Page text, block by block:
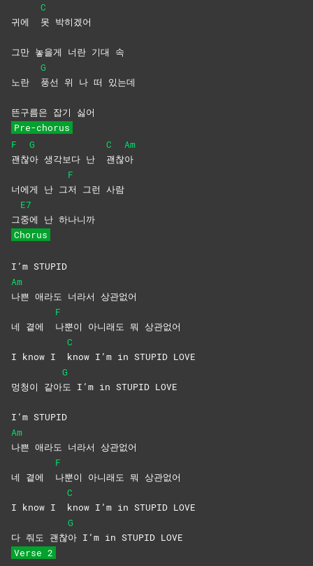
귀에
C
못 박히겠어
그만 놓을게 너란 기대 속
노란
G
풍선 위 나 떠 있는데
뜬구름은 잡기 싫어
Pre-chorus
F
괜찮
G
아 생각보다 난
C
괜찮
Am
아
너에게 난 그
F
저 그런 사람
그
E7
중에 난 하나니까
Chorus
I’m STUPID
Am
나쁜 애라도 너라서 상관없어
네 곁에
F
나뿐이 아니래도 뭐 상관없어
I know I
C
know I’m in STUPID LOVE
멍청이 같아
G
도 I’m in STUPID LOVE
I’m STUPID
Am
나쁜 애라도 너라서 상관없어
네 곁에
F
나뿐이 아니래도 뭐 상관없어
I know I
C
know I’m in STUPID LOVE
다 줘도 괜찮
G
아 I’m in STUPID LOVE
Verse 2